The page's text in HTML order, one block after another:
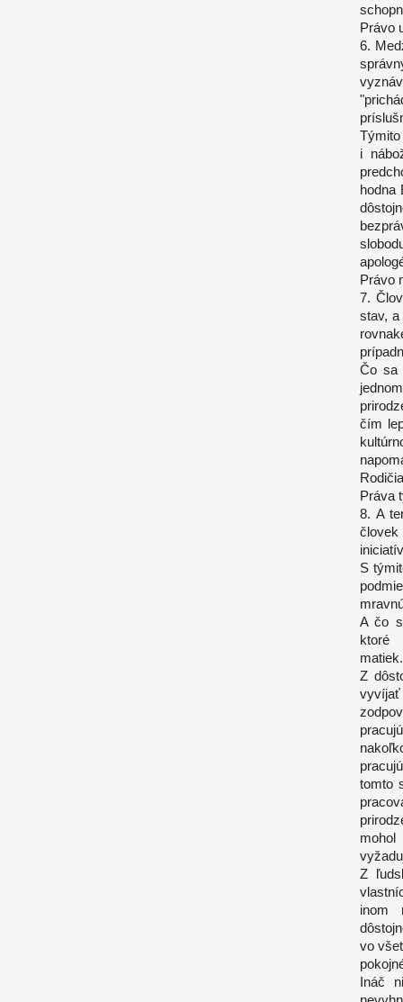
Právo
6.
i
hodna
Právo
7.
stav,
Čo sa
čím
Práva
8. A
S
A čo
ktoré
Z
tomto
Z
inom
vo
Ináč